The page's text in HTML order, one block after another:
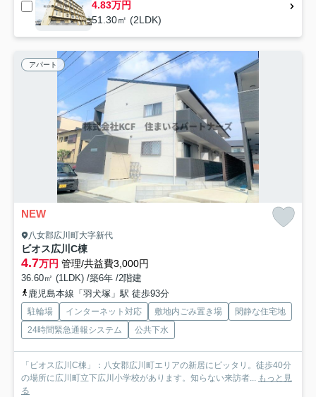
4.83万円
51.30㎡ (2LDK)
アパート
NEW
八女郡広川町大字新代
ビオス広川C棟
4.7万円 管理/共益費3,000円
36.60㎡ (1LDK) /築6年 /2階建
鹿児島本線「羽犬塚」駅 徒歩93分
駐輪場 インターネット対応 敷地内ごみ置き場
閑静な住宅地
24時間緊急通報システム
公共下水
「ビオス広川C棟」：八女郡広川町エリアの新居にピッタリ。徒歩40分
の場所に広川町立下広川小学校があります。知らない来訪者... もっと見
る